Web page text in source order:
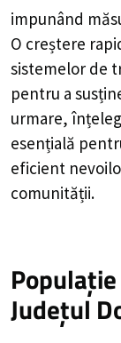
impunând
O creștere
sistemelor de
pentru a
urmare,
esențială
eficient
comunității.
Județul